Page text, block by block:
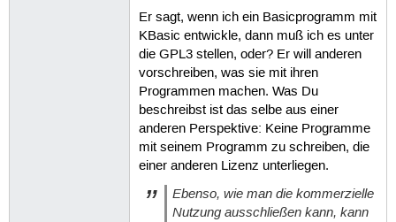
Er sagt, wenn ich ein Basicprogramm mit
KBasic entwickle, dann muß ich es unter
die GPL3 stellen, oder? Er will anderen
vorschreiben, was sie mit ihren
Programmen machen. Was Du
beschreibst ist das selbe aus einer
anderen Perspektive: Keine Programme
mit seinem Programm zu schreiben, die
einer anderen Lizenz unterliegen.
Ebenso, wie man die kommerzielle
Nutzung ausschließen kann, kann